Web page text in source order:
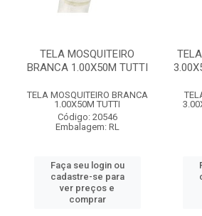
TELA MOSQUITEIRO
BRANCA 1.00X50M TUTTI
TELA MOSQUITEIRO BRANCA
1.00X50M TUTTI
Código: 20546
Embalagem: RL
Faça seu login ou
cadastre-se para
ver preços e
comprar